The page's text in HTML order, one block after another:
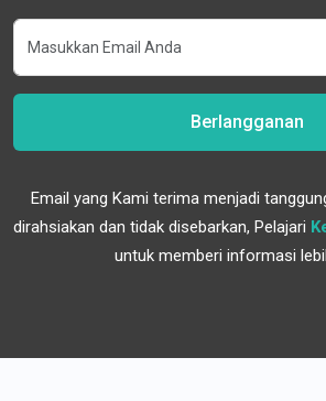
Berlangganan
Email yang Kami terima menjadi
dirahsiakan dan tidak disebarkan, Pelajari
untuk memberi informasi